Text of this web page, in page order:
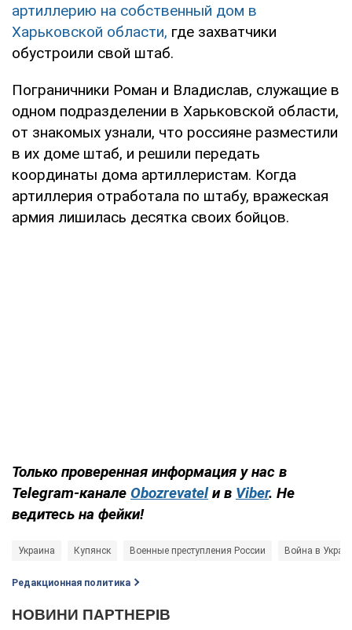
артиллерию на собственный дом в
Харьковской области, где захватчики
обустроили свой штаб.
Пограничники Роман и Владислав, служащие в
одном подразделении в Харьковской области,
от знакомых узнали, что россияне разместили
в их доме штаб, и решили передать
координаты дома артиллеристам. Когда
артиллерия отработала по штабу, вражеская
армия лишилась десятка своих бойцов.
Только проверенная информация у нас в
Telegram-канале Obozrevatel и в Viber. Не
ведитесь на фейки!
Украина Купянск Военные преступления России Война в
Редакционная политика